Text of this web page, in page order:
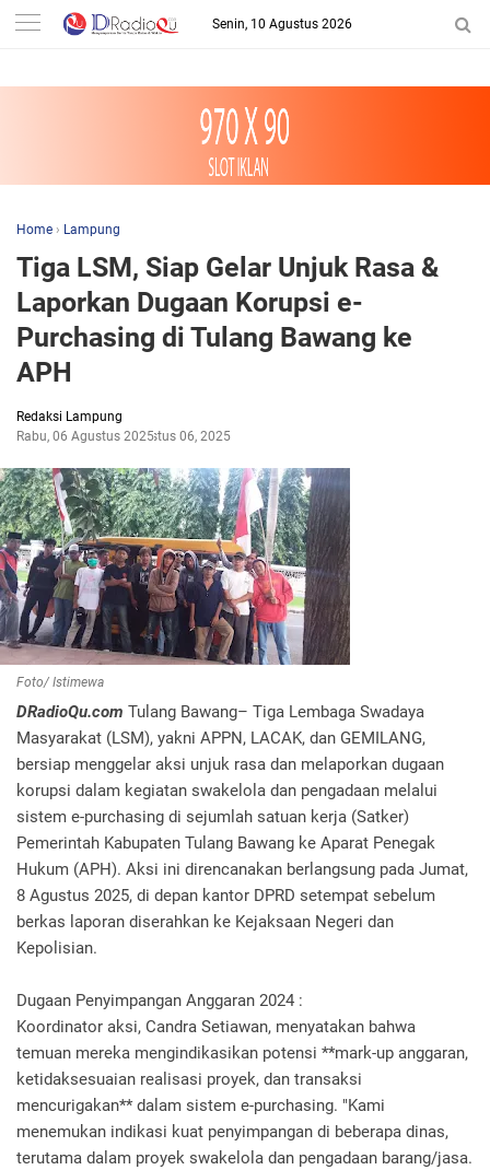
-->
Senin, 10 Agustus 2026
Home › Lampung
Tiga LSM, Siap Gelar Unjuk Rasa &
Laporkan Dugaan Korupsi e-
Purchasing di Tulang Bawang ke
APH
Redaksi Lampung
Rabu, 06 Agustus 2025Agustus 06, 2025
Foto/ Istimewa
DRadioQu.com Tulang Bawang– Tiga Lembaga Swadaya
Masyarakat (LSM), yakni APPN, LACAK, dan GEMILANG,
bersiap menggelar aksi unjuk rasa dan melaporkan dugaan
korupsi dalam kegiatan swakelola dan pengadaan melalui
sistem e-purchasing di sejumlah satuan kerja (Satker)
Pemerintah Kabupaten Tulang Bawang ke Aparat Penegak
Hukum (APH). Aksi ini direncanakan berlangsung pada Jumat,
8 Agustus 2025, di depan kantor DPRD setempat sebelum
berkas laporan diserahkan ke Kejaksaan Negeri dan
Kepolisian.
Dugaan Penyimpangan Anggaran 2024 :
Koordinator aksi, Candra Setiawan, menyatakan bahwa
temuan mereka mengindikasikan potensi **mark-up anggaran,
ketidaksesuaian realisasi proyek, dan transaksi
mencurigakan** dalam sistem e-purchasing. "Kami
menemukan indikasi kuat penyimpangan di beberapa dinas,
terutama dalam proyek swakelola dan pengadaan barang/jasa.